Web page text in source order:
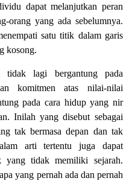
dapat melanjutkan peran
orang yang ada sebelumnya.
satu titik dalam garis
kosong.
lagi bergantung pada
komitmen atas nilai-nilai
pada cara hidup yang nir
Inilah yang disebut sebagai
tak bermasa depan dan tak
arti tertentu juga dapat
yang tidak memiliki sejarah.
yang pernah ada dan pernah